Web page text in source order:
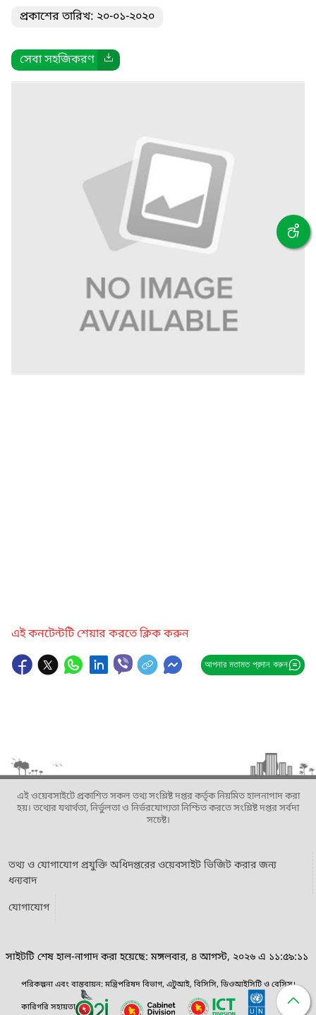
প্রকাশের তারিখ: ২০-০১-২০২০
সেবা সহজিকরণ
এই কনটেন্টটি শেয়ার করতে ক্লিক করুন
আপনার মতামত প্রদান করুন
এই ওয়েবসাইটে প্রকাশিত সকল তথ্য সংশ্লিষ্ট দপ্তর কর্তৃক নিয়মিত হালনাগাদ করা
হয়। তথ্যের যথার্থতা, নির্ভুলতা ও নির্ভরযোগ্যতা নিশ্চিত করতে সংশ্লিষ্ট দপ্তর সর্বদা
সচেষ্ট।
তথ্য ও যোগাযোগ প্রযুক্তি অধিদপ্তরের ওয়েবসাইট ভিজিট করার জন্য
ধন্যবাদ
যোগাযোগ
সাইটটি শেষ হাল-নাগাদ করা হয়েছে: মঙ্গলবার, ৪ আগস্ট, ২০২৬ এ ১১:৫৯:১১
পরিকল্পনা এবং বাস্তবায়ন: মন্ত্রিপরিষদ বিভাগ, এটুআই, বিসিসি, ডিওআইসিটি ও বেসিস।
কারিগরি সহায়তা